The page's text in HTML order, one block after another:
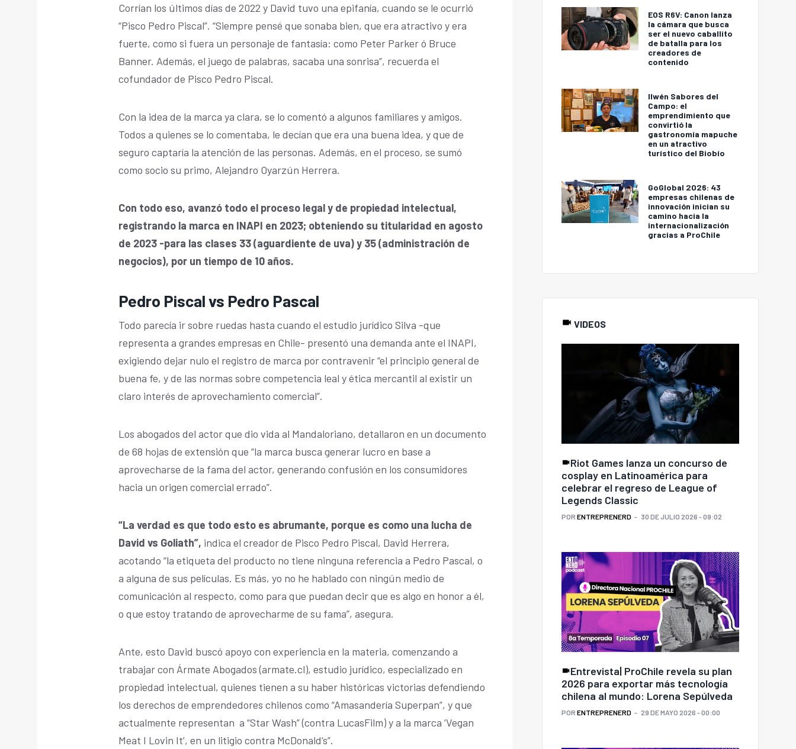
Corrían los últimos días de 2022 y David tuvo una epifanía, cuando se le ocurrió
“Pisco Pedro Piscal”. “Siempre pensé que sonaba bien, que era atractivo y era
fuerte, como si fuera un personaje de fantasía: como Peter Parker ó Bruce
Banner. Además, el juego de palabras, sacaba una sonrisa”, recuerda el
cofundador de Pisco Pedro Piscal.
Con la idea de la marca ya clara, se lo comentó a algunos familiares y amigos.
Todos a quienes se lo comentaba, le decían que era una buena idea, y que de
seguro captaría la atención de las personas. Además, en el proceso, se sumó
como socio su primo, Alejandro Oyarzún Herrera.
Con todo eso, avanzó todo el proceso legal y de propiedad intelectual,
registrando la marca en INAPI en 2023; obteniendo su titularidad en agosto
de 2023 -para las clases 33 (aguardiente de uva) y 35 (administración de
negocios), por un tiempo de 10 años.
Pedro Piscal vs Pedro Pascal
Todo parecía ir sobre ruedas hasta cuando el estudio jurídico Silva -que
representa a grandes empresas en Chile- presentó una demanda ante el INAPI,
exigiendo dejar nulo el registro de marca por contravenir “el principio general de
buena fe, y de las normas sobre competencia leal y ética mercantil al existir un
claro interés de aprovechamiento comercial”.
Los abogados del actor que dio vida al Mandaloriano, detallaron en un documento
de 68 hojas de extensión que “la marca busca generar lucro en base a
aprovecharse de la fama del actor, generando confusión en los consumidores
hacia un origen comercial errado”.
“La verdad es que todo esto es abrumante, porque es como una lucha de
David vs Goliath”, indica el creador de Pisco Pedro Piscal, David Herrera,
acotando “la etiqueta del producto no tiene ninguna referencia a Pedro Pascal, o
a alguna de sus películas. Es más, yo no he hablado con ningún medio de
comunicación al respecto, como para que puedan decir que es algo en honor a él,
o que estoy tratando de aprovecharme de su fama”, asegura.
Ante, esto David buscó apoyo con experiencia en la materia, comenzando a
trabajar con Ármate Abogados (armate.cl), estudio jurídico, especializado en
propiedad intelectual, quienes tienen a su haber históricas victorias defendiendo
los derechos de emprendedores chilenos como “Amasandería Superpan”, y que
actualmente representan a “Star Wash” (contra LucasFilm) y a la marca ‘Vegan
Meat I Lovin It’, en un litigio contra McDonald’s”.
EOS R6V: Canon lanza
la cámara que busca
ser el nuevo caballito
de batalla para los
creadores de
contenido
Ilwén Sabores del
Campo: el
emprendimiento que
convirtió la
gastronomía mapuche
en un atractivo
turístico del Biobío
GoGlobal 2026: 43
empresas chilenas de
innovación inician su
camino hacia la
internacionalización
gracias a ProChile
VIDEOS
Riot Games lanza un concurso de
cosplay en Latinoamérica para
celebrar el regreso de League of
Legends Classic
POR ENTREPRENERD 30 DE JULIO 2026 - 09:02
Entrevista| ProChile revela su plan
2026 para exportar más tecnología
chilena al mundo: Lorena Sepúlveda
POR ENTREPRENERD 29 DE MAYO 2026 - 00:00